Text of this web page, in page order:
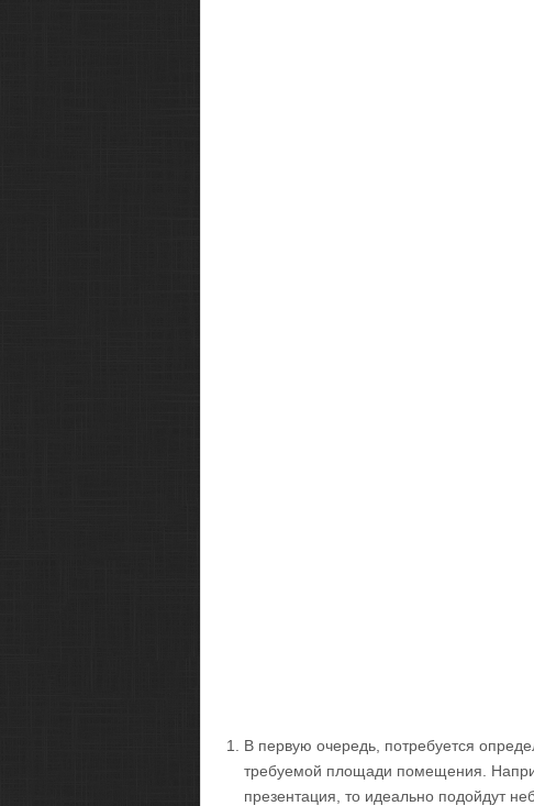
В первую очередь, потребуется
требуемой площади помещения.
презентация, то идеально подойдут